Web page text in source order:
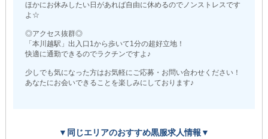
ほかにお休みしたい日があれば自由に休めるのでノンストレスです
よ☆
◎アクセス抜群◎
「本川越駅」出入口1から歩いて1分の超好立地！
快適に通勤できるのでラクチンですよ♪
少しでも気になった方はお気軽にご応募・お問い合わせください！
あなたにお会いできることを楽しみにしております♪
▼同じエリアのおすすめ黒服求人情報▼